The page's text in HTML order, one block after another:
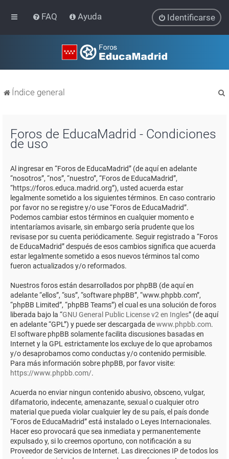
FAQ Ayuda Identificarse
Índice general
Foros de EducaMadrid - Condiciones
de uso
Al ingresar en “Foros de EducaMadrid” (de aquí en adelante
“nosotros”, “nos”, “nuestro”, “Foros de EducaMadrid”,
“https://foros.educa.madrid.org”), usted acuerda estar
legalmente sometido a los siguientes términos. En caso contrario
por favor no se registre y/o use “Foros de EducaMadrid”.
Podemos cambiar estos términos en cualquier momento e
intentaríamos avisarle, sin embargo sería prudente que los
revisase por su cuenta periódicamente. Seguir registrado a “Foros
de EducaMadrid” después de esos cambios significa que acuerda
estar legalmente sometido a esos nuevos términos tal como
fueron actualizados y/o reformados.
Nuestros foros están desarrollados por phpBB (de aquí en
adelante “ellos”, “sus”, “software phpBB”, “www.phpbb.com”,
“phpBB Limited”, “phpBB Teams”) el cual es una solución de foros
liberada bajo la “GNU General Public License v2 en Ingles” (de aquí
en adelante “GPL”) y puede ser descargada dewww.phpbb.com.
El software phpBB solamente facilita discusiones basadas en
Internet y la GPL estrictamente los excluye de lo que aprobamos
y/o desaprobamos como conductas y/o contenido permisible.
Para más información sobre phpBB, por favor visite:
https://www.phpbb.com/.
Acuerda no enviar ningun contenido abusivo, obsceno, vulgar,
difamatorio, indecente, amenazante, sexual o cualquier otro
material que pueda violar cualquier ley de su país, el país donde
“Foros de EducaMadrid” está instalado o Leyes Internacionales.
Hacer eso provocará que sea inmediata y permanentemente
expulsado y, si lo creemos oportuno, con notificación a su
Proveedor de Servicios de Internet. Las direcciones IP de todos los